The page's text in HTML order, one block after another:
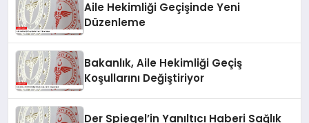
Aile Hekimliği Geçişinde Yeni
Düzenleme
Bakanlık, Aile Hekimliği Geçiş
Koşullarını Değiştiriyor
Der Spiegel’in Yanıltıcı Haberi Sağlık